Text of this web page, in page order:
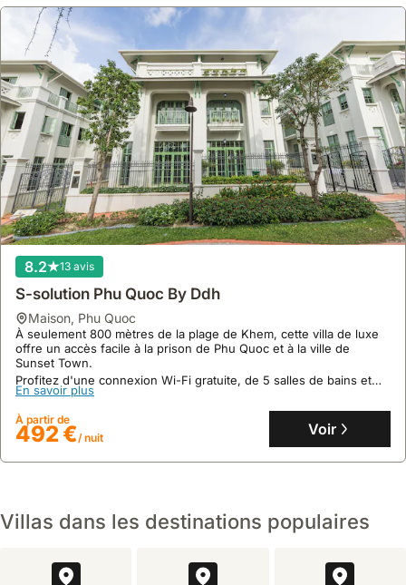
8.2 13 avis
S-solution Phu Quoc By Ddh
maison, Phu Quoc
À seulement 800 mètres de la plage de Khem, cette villa de luxe
offre un accès facile à la prison de Phu Quoc et à la ville de
Sunset Town.
Profitez d'une connexion Wi-Fi gratuite, de 5 salles de bains et
d'une cour privée dans cette location de villa spacieuse, parfaite
En savoir plus
À partir de
492 €/ nuit Voir
Villas dans les destinations populaires